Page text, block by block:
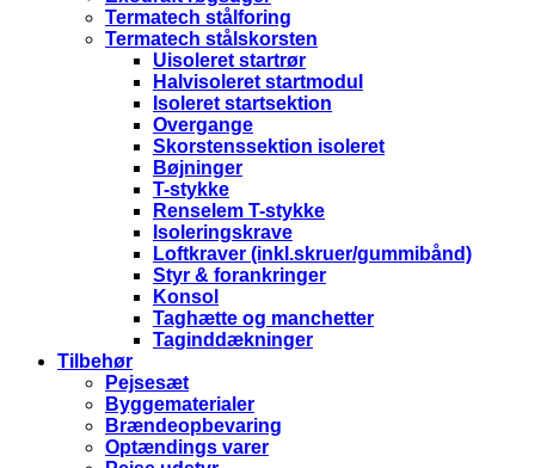
Termatech stålforing
Termatech stålskorsten
Uisoleret startrør
Halvisoleret startmodul
Isoleret startsektion
Overgange
Skorstenssektion isoleret
Bøjninger
T-stykke
Renselem T-stykke
Isoleringskrave
Loftkraver (inkl.skruer/gummibånd)
Styr & forankringer
Konsol
Taghætte og manchetter
Taginddækninger
Tilbehør
Pejsesæt
Byggematerialer
Brændeopbevaring
Optændings varer